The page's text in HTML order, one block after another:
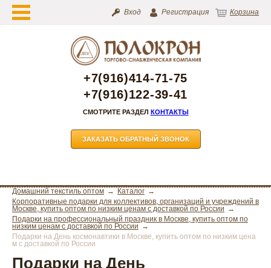
Вход Регистрация Корзина
+7(916)414-71-75
+7(916)122-39-41
СМОТРИТЕ РАЗДЕЛ КОНТАКТЫ
ЗАКАЗАТЬ ОБРАТНЫЙ ЗВОНОК
Домашний текстиль оптом
Каталог
Корпоративные подарки для коллективов, организаций и учреждений в
Москве, купить оптом по низким ценам с доставкой по России
Подарки на профессиональный праздник в Москве, купить оптом по
низким ценам с доставкой по России
Подарки на День космонавтики в Москве, купить оптом по низким цена
м с доставкой по России
Подарки на День